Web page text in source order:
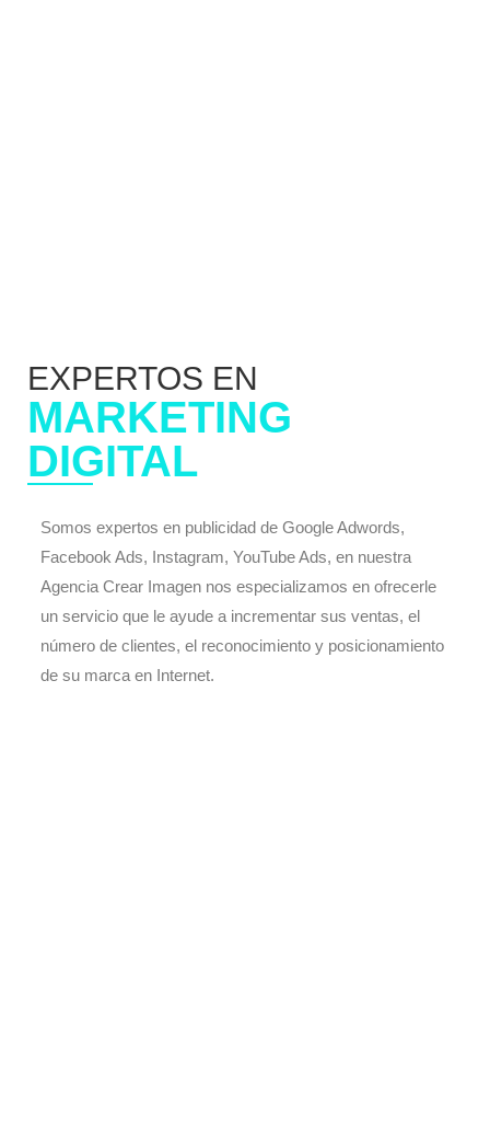
EXPERTOS EN
MARKETING
DIGITAL
Somos expertos en publicidad de Google Adwords,
Facebook Ads, Instagram, YouTube Ads, en nuestra
Agencia Crear Imagen nos especializamos en ofrecerle
un servicio que le ayude a incrementar sus ventas, el
número de clientes, el reconocimiento y posicionamiento
de su marca en Internet.